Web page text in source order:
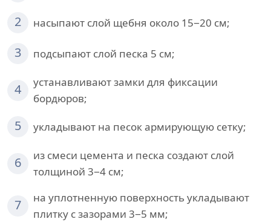
2 насыпают слой щебня около 15−20 см;
3 подсыпают слой песка 5 см;
4
устанавливают замки для фиксации
бордюров;
5 укладывают на песок армирующую сетку;
6
из смеси цемента и песка создают слой
толщиной 3−4 см;
7
на уплотненную поверхность укладывают
плитку с зазорами 3−5 мм;